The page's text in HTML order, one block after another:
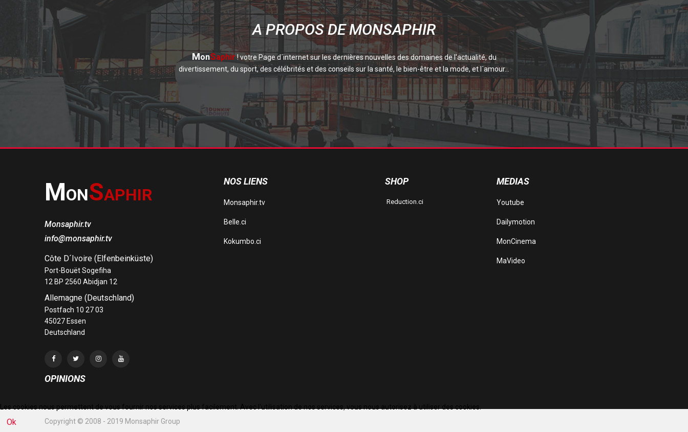
A PROPOS DE MONSAPHIR
MonSaphir! votre Page d´internet sur les dernières nouvelles des domaines de l'actualité, du
divertissement, du sport, des célébrités et des conseils sur la santé, le bien-être et la mode, et l´amour...
MONSAPHIR
Monsaphir.tv
info@monsaphir.tv
Côte D´Ivoire (Elfenbeinküste)
Port-Bouët Sogefiha
12 BP 2560 Abidjan 12
Allemagne (Deutschland)
Postfach 10 27 03
45027 Essen
Deutschland
NOS LIENS
Monsaphir.tv
Belle.ci
Kokumbo.ci
SHOP
Reduction.ci
MEDIAS
Youtube
Dailymotion
MonCinema
MaVideo
OPINIONS
Copyright © 2008 - 2019 Monsaphir Group
Les cookies nous permettent de vous fournir nos services plus facilement. Avec l'utilisation de nos services, vous nous autorisez à utiliser des cookies.
Ok